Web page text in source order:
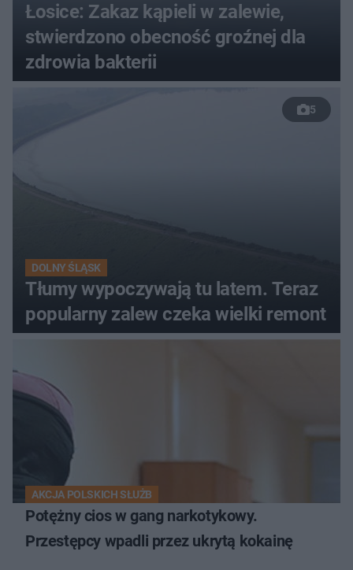
Łosice: Zakaz kąpieli w zalewie,
stwierdzono obecność groźnej dla
zdrowia bakterii
5
DOLNY ŚLĄSK
Tłumy wypoczywają tu latem. Teraz
popularny zalew czeka wielki remont
AKCJA POLSKICH SŁUŻB
Potężny cios w gang narkotykowy.
Przestępcy wpadli przez ukrytą kokainę